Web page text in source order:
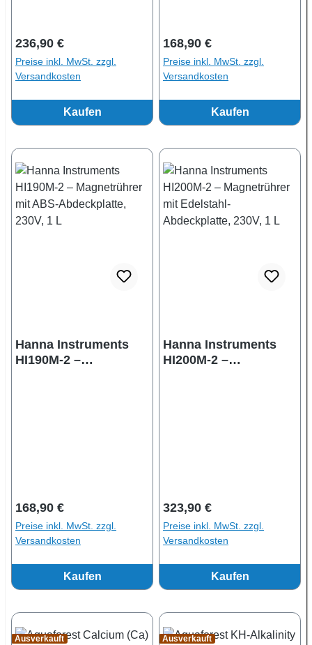
Regulärer Preis:
236,90 €
Preise inkl. MwSt. zzgl.
Versandkosten
Kaufen
Regulärer Preis:
168,90 €
Preise inkl. MwSt. zzgl.
Versandkosten
Kaufen
Hanna Instruments
HI190M-2 –
Regulärer Preis:
168,90 €
Preise inkl. MwSt. zzgl.
Versandkosten
Kaufen
Hanna Instruments
HI200M-2 –
Regulärer Preis:
323,90 €
Preise inkl. MwSt. zzgl.
Versandkosten
Kaufen
Ausverkauft Ausverkauft